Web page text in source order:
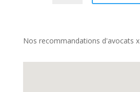
Nos recommandations d'avocats x